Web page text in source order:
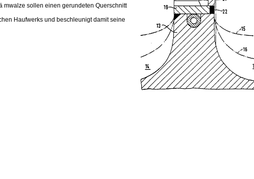
mwalze sollen einen gerundeten Querschnitt
Haufwerks und beschleunigt damit seine